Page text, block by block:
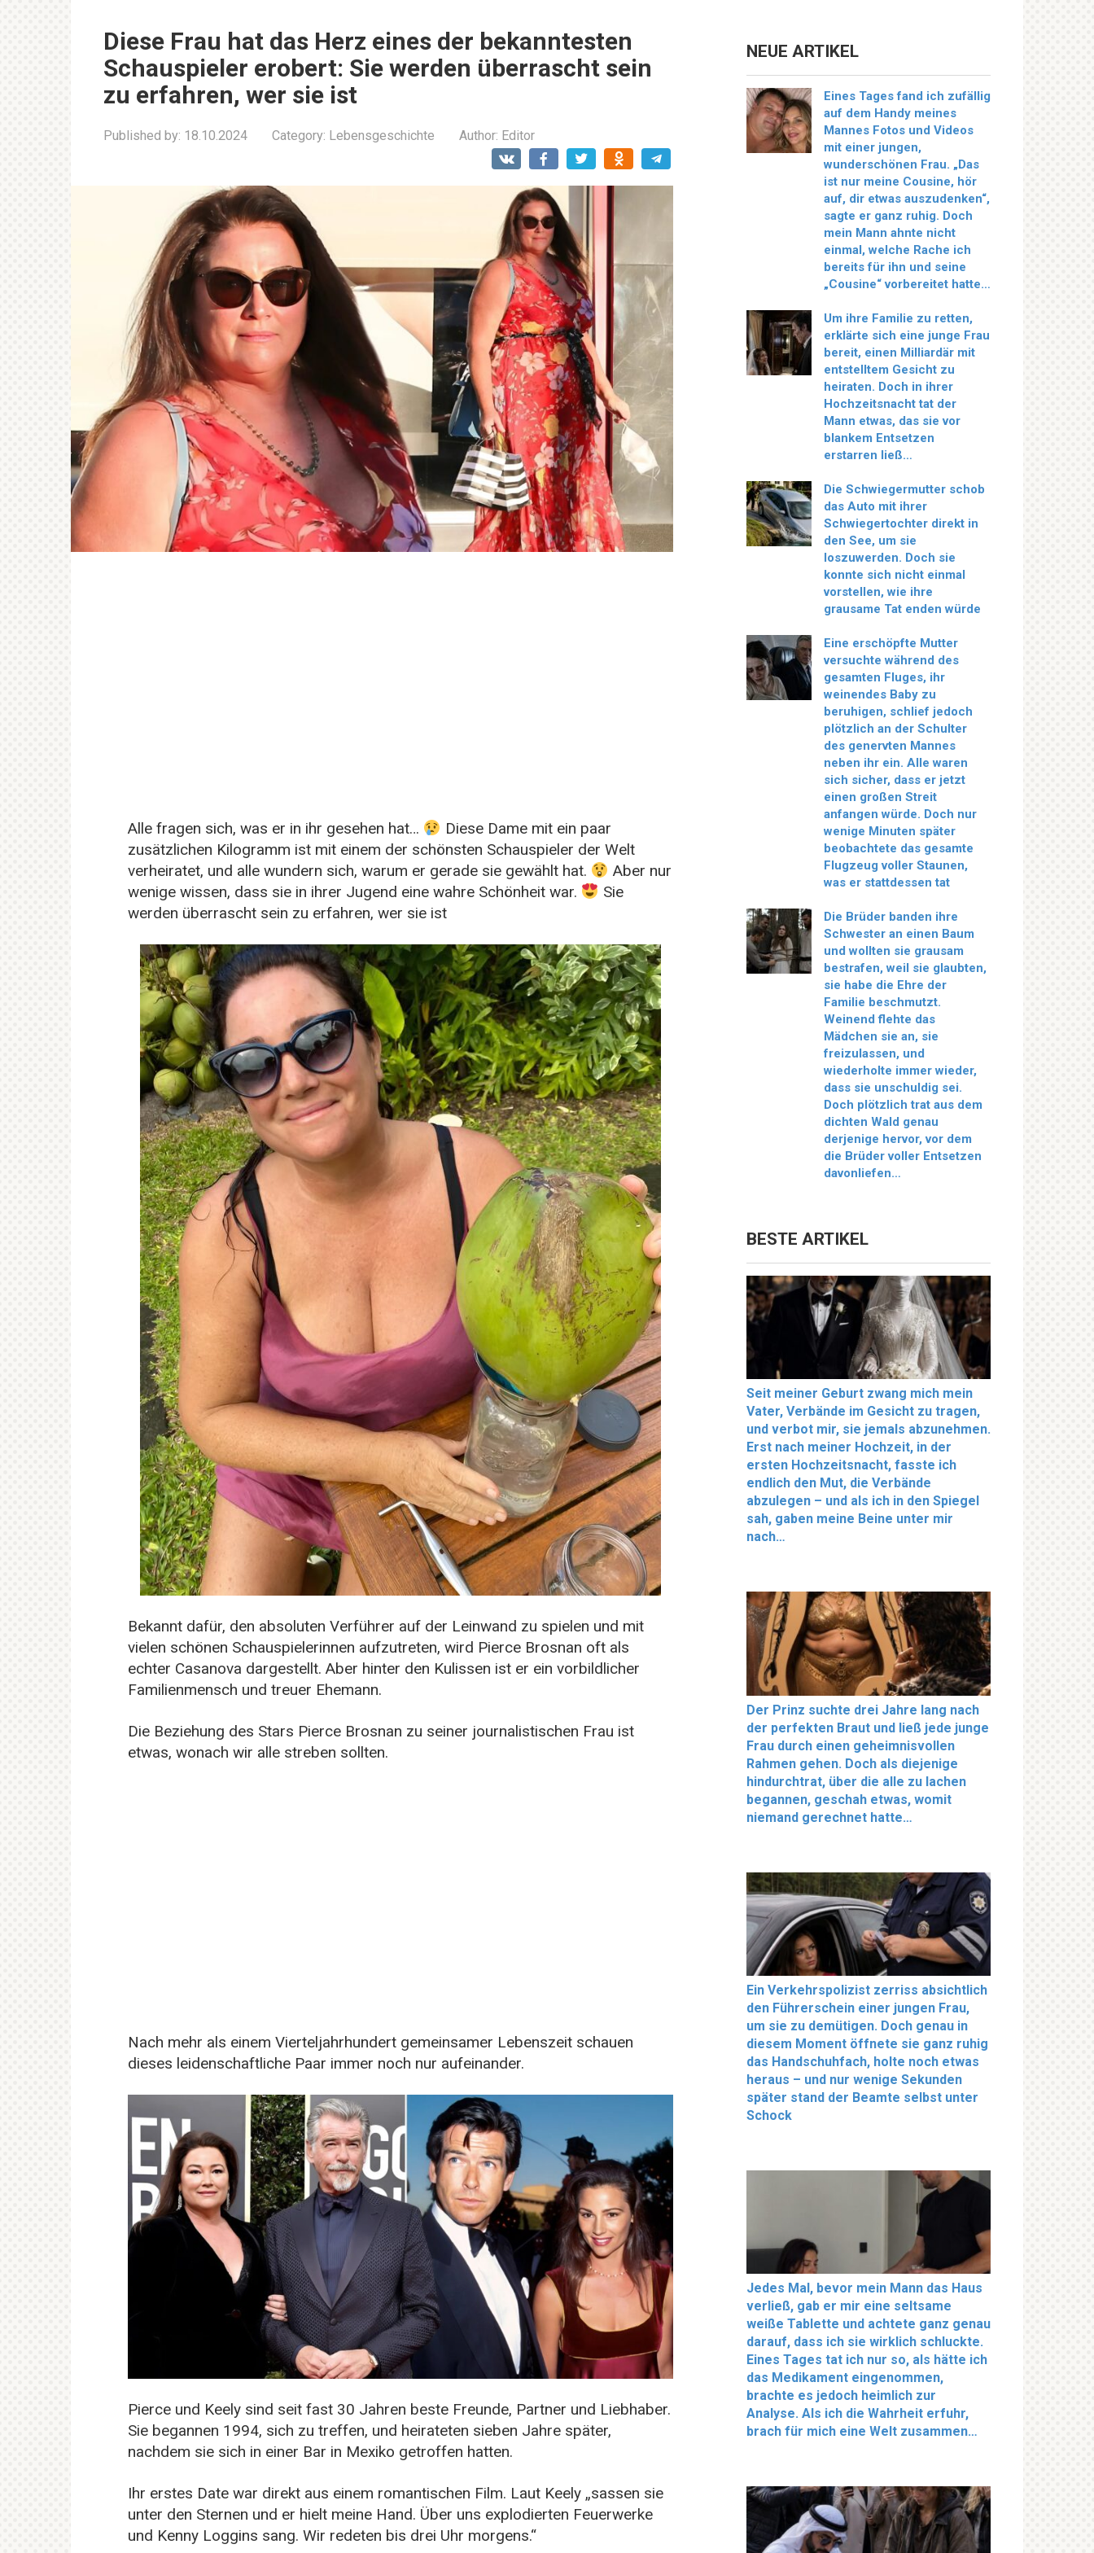
Diese Frau hat das Herz eines der bekanntesten
Schauspieler erobert: Sie werden überrascht sein
zu erfahren, wer sie ist
Published by: 18.10.2024 Category: Lebensgeschichte Author: Editor
Alle fragen sich, was er in ihr gesehen hat…
Diese Dame mit ein paar
zusätzlichen Kilogramm ist mit einem der schönsten Schauspieler der Welt
verheiratet, und alle wundern sich, warum er gerade sie gewählt hat.
Aber nur
wenige wissen, dass sie in ihrer Jugend eine wahre Schönheit war.
Sie
werden überrascht sein zu erfahren, wer sie ist
Bekannt dafür, den absoluten Verführer auf der Leinwand zu spielen und mit
vielen schönen Schauspielerinnen aufzutreten, wird Pierce Brosnan oft als
echter Casanova dargestellt. Aber hinter den Kulissen ist er ein vorbildlicher
Familienmensch und treuer Ehemann.
Die Beziehung des Stars Pierce Brosnan zu seiner journalistischen Frau ist
etwas, wonach wir alle streben sollten.
Nach mehr als einem Vierteljahrhundert gemeinsamer Lebenszeit schauen
dieses leidenschaftliche Paar immer noch nur aufeinander.
Pierce und Keely sind seit fast 30 Jahren beste Freunde, Partner und Liebhaber.
Sie begannen 1994, sich zu treffen, und heirateten sieben Jahre später,
nachdem sie sich in einer Bar in Mexiko getroffen hatten.
Ihr erstes Date war direkt aus einem romantischen Film. Laut Keely „sassen sie
unter den Sternen und er hielt meine Hand. Über uns explodierten Feuerwerke
und Kenny Loggins sang. Wir redeten bis drei Uhr morgens.“
NEUE ARTIKEL
Eines Tages fand ich zufällig
auf dem Handy meines
Mannes Fotos und Videos
mit einer jungen,
wunderschönen Frau. „Das
ist nur meine Cousine, hör
auf, dir etwas auszudenken“,
sagte er ganz ruhig. Doch
mein Mann ahnte nicht
einmal, welche Rache ich
bereits für ihn und seine
„Cousine“ vorbereitet hatte…
Um ihre Familie zu retten,
erklärte sich eine junge Frau
bereit, einen Milliardär mit
entstelltem Gesicht zu
heiraten. Doch in ihrer
Hochzeitsnacht tat der
Mann etwas, das sie vor
blankem Entsetzen
erstarren ließ…
Die Schwiegermutter schob
das Auto mit ihrer
Schwiegertochter direkt in
den See, um sie
loszuwerden. Doch sie
konnte sich nicht einmal
vorstellen, wie ihre
grausame Tat enden würde
Eine erschöpfte Mutter
versuchte während des
gesamten Fluges, ihr
weinendes Baby zu
beruhigen, schlief jedoch
plötzlich an der Schulter
des genervten Mannes
neben ihr ein. Alle waren
sich sicher, dass er jetzt
einen großen Streit
anfangen würde. Doch nur
wenige Minuten später
beobachtete das gesamte
Flugzeug voller Staunen,
was er stattdessen tat
Die Brüder banden ihre
Schwester an einen Baum
und wollten sie grausam
bestrafen, weil sie glaubten,
sie habe die Ehre der
Familie beschmutzt.
Weinend flehte das
Mädchen sie an, sie
freizulassen, und
wiederholte immer wieder,
dass sie unschuldig sei.
Doch plötzlich trat aus dem
dichten Wald genau
derjenige hervor, vor dem
die Brüder voller Entsetzen
davonliefen…
BESTE ARTIKEL
Seit meiner Geburt zwang mich mein
Vater, Verbände im Gesicht zu tragen,
und verbot mir, sie jemals abzunehmen.
Erst nach meiner Hochzeit, in der
ersten Hochzeitsnacht, fasste ich
endlich den Mut, die Verbände
abzulegen – und als ich in den Spiegel
sah, gaben meine Beine unter mir
nach…
Der Prinz suchte drei Jahre lang nach
der perfekten Braut und ließ jede junge
Frau durch einen geheimnisvollen
Rahmen gehen. Doch als diejenige
hindurchtrat, über die alle zu lachen
begannen, geschah etwas, womit
niemand gerechnet hatte…
Ein Verkehrspolizist zerriss absichtlich
den Führerschein einer jungen Frau,
um sie zu demütigen. Doch genau in
diesem Moment öffnete sie ganz ruhig
das Handschuhfach, holte noch etwas
heraus – und nur wenige Sekunden
später stand der Beamte selbst unter
Schock
Jedes Mal, bevor mein Mann das Haus
verließ, gab er mir eine seltsame
weiße Tablette und achtete ganz genau
darauf, dass ich sie wirklich schluckte.
Eines Tages tat ich nur so, als hätte ich
das Medikament eingenommen,
brachte es jedoch heimlich zur
Analyse. Als ich die Wahrheit erfuhr,
brach für mich eine Welt zusammen…